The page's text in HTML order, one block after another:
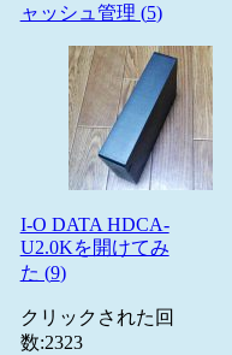
ャッシュ管理 (5)
I-O DATA HDCA-
U2.0Kを開けてみ
た (9)
クリックされた回
数:2323